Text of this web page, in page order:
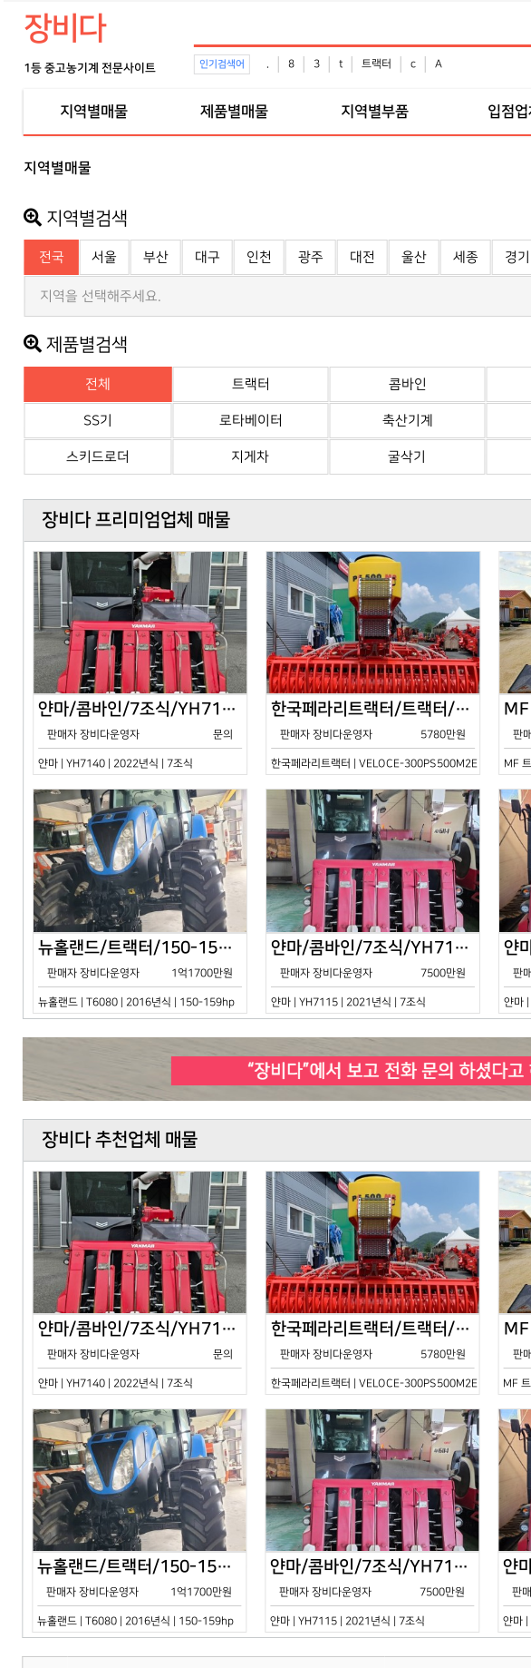
장비다
1등 중고농기계 전문사이트 인기검색어 . 8 3 t 트랙터 c A
지역별매물 제품별매물 지역별부품 입점업
지역별매물
지역별검색
전국 서울 부산 대구 인천 광주 대전 울산 세종 경기
지역을 선택해주세요.
제품별검색
전체 트랙터 콤바인
SS기 로타베이터 축산기계
스키드로더 지게차 굴삭기
장비다 프리미엄업체 매물
얀마/콤바인/7조식/YH7140/2024년식
판매자 장비다운영자 문의
얀마 | YH7140 | 2022년식 | 7조식
한국페라리트랙터/트랙터/기타/VELOCE-300PS500M2E/2022년식
판매자 장비다운영자 5780만원
한국페라리트랙터 | VELOCE-300PS500M2E | 2022년식
판
MF
뉴홀랜드/트랙터/150-159hp/T6080/2016년식
판매자 장비다운영자 1억1700만원
뉴홀랜드 | T6080 | 2016년식 | 150-159hp
얀마/콤바인/7조식/YH7115/2021년식
판매자 장비다운영자 7500만원
얀마 | YH7115 | 2021년식 | 7조식
판
얀마
장비다 추천업체 매물
얀마/콤바인/7조식/YH7140/2024년식
판매자 장비다운영자 문의
얀마 | YH7140 | 2022년식 | 7조식
한국페라리트랙터/트랙터/기타/VELOCE-300PS500M2E/2022년식
판매자 장비다운영자 5780만원
한국페라리트랙터 | VELOCE-300PS500M2E | 2022년식
판
MF
뉴홀랜드/트랙터/150-159hp/T6080/2016년식
판매자 장비다운영자 1억1700만원
뉴홀랜드 | T6080 | 2016년식 | 150-159hp
얀마/콤바인/7조식/YH7115/2021년식
판매자 장비다운영자 7500만원
얀마 | YH7115 | 2021년식 | 7조식
판
얀마